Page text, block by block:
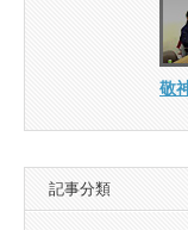
敬
記事分類